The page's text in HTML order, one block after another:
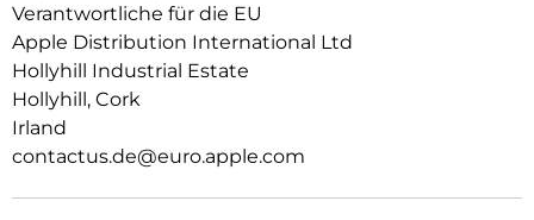
schnelleres kabelloses Laden. Lass dein iPhone beim Laden
einfach im Case und docke dein MagSafe Ladegerät an oder
leg es auf dein Qi2.2 oder Qi zertifiziertes Ladegerät.
Wie jedes von Apple entwickelte Case durchläuft es im Laufe
des Design‑ und Fertigungs­prozesses Tausende von
Teststunden. Deshalb sieht es nicht nur großartig aus,
Verantwortliche für die EU
Apple Distribution International Ltd
Hollyhill Industrial Estate
Hollyhill, Cork
Irland
contactus.de@euro.apple.com